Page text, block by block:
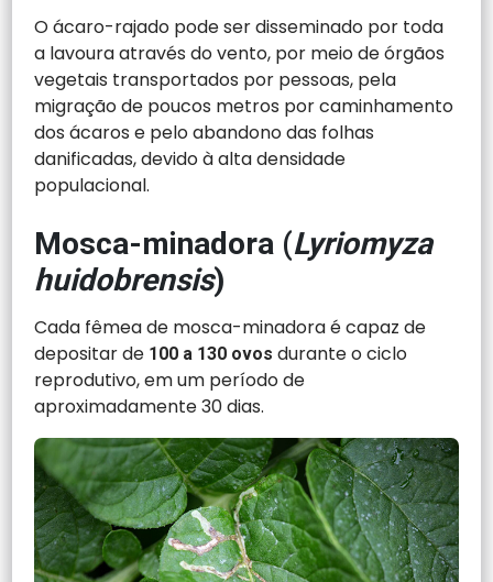
O ácaro-rajado pode ser disseminado por toda
a lavoura através do vento, por meio de órgãos
vegetais transportados por pessoas, pela
migração de poucos metros por caminhamento
dos ácaros e pelo abandono das folhas
danificadas, devido à alta densidade
populacional.
Mosca-minadora (Lyriomyza
huidobrensis)
Cada fêmea de mosca-minadora é capaz de
depositar de 100 a 130 ovos durante o ciclo
reprodutivo, em um período de
aproximadamente 30 dias.